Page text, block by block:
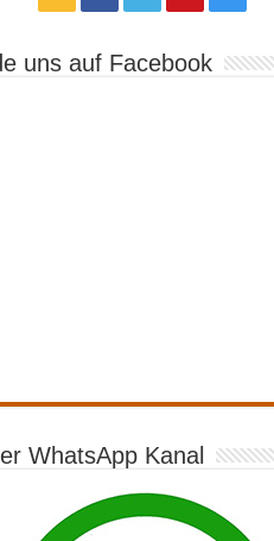
uns auf Facebook
WhatsApp Kanal